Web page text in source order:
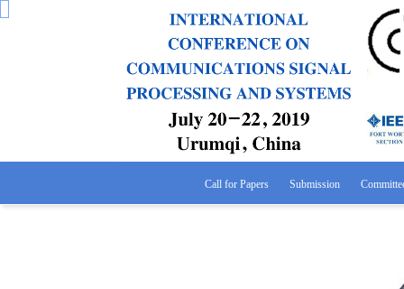
Call for Papers Submission